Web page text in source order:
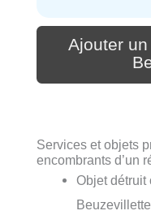
Ajouter
Services et objets
encombrants d’un
Objet détruit